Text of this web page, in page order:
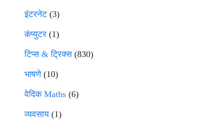
इंटरनेट(3)
कंप्युटर (1)
टिप्स & ट्रिक्स(830)
भाषणे(10)
वेदिक Maths (6)
व्यवसाय(1)